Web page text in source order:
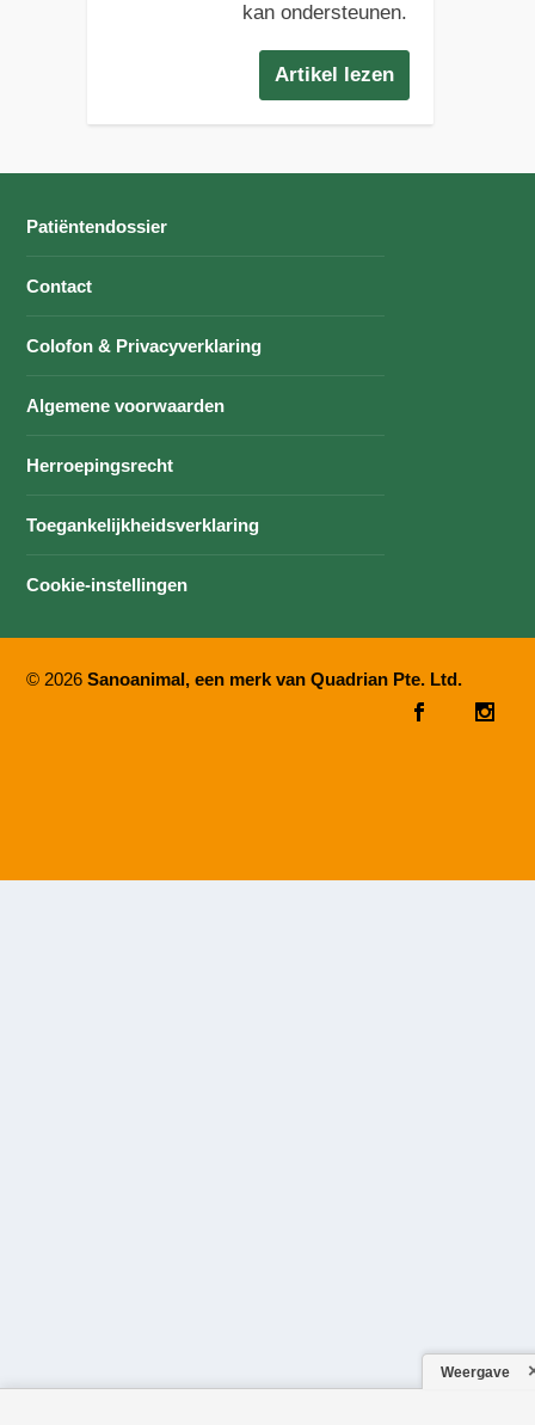
kan ondersteunen.
Artikel lezen
Patiëntendossier
Contact
Colofon & Privacyverklaring
Algemene voorwaarden
Herroepingsrecht
Toegankelijkheidsverklaring
Cookie-instellingen
© 2026Sanoanimal, een merk van Quadrian Pte. Ltd.
Weergave